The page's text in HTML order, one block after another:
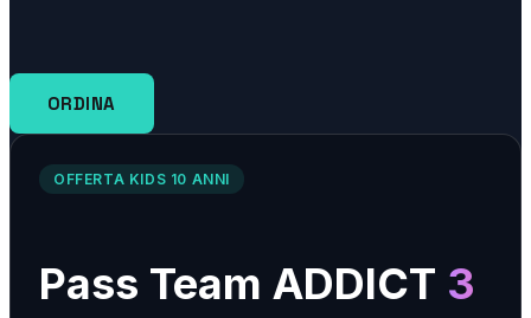
ORDINA
OFFERTA KIDS 10 ANNI
Pass Team ADDICT 3